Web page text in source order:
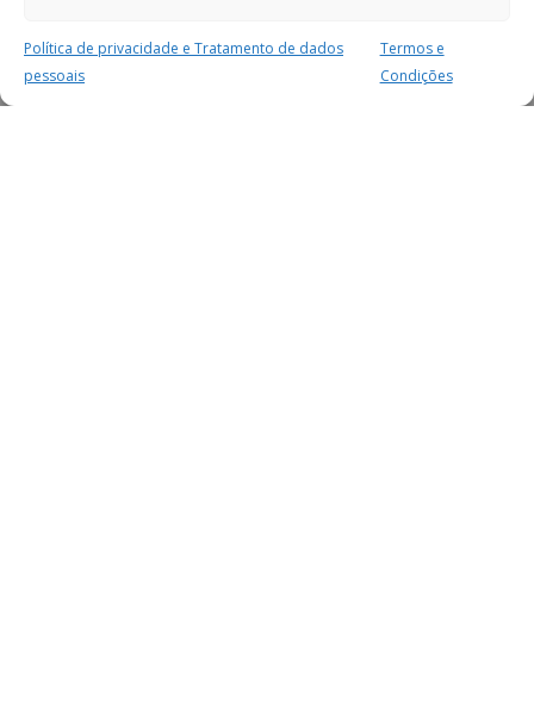
Política de privacidade e Tratamento de dados
pessoais
Termos e
Condições